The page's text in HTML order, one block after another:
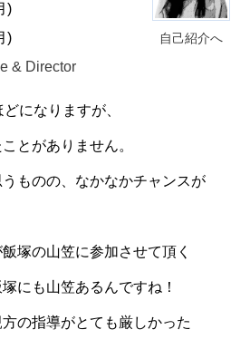
自己紹介へ
)
)
& Director
になりますが、
とがありません。
ものの、なかなかチャンスが
塚の山笠に参加させて頂く
にも山笠あるんですね！
の指導がとても厳しかった